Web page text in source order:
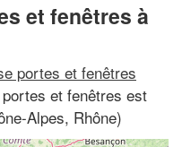
et fenêtres à
portes et fenêtres
et fenêtres est
Alpes, Rhône)